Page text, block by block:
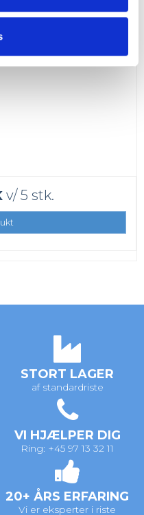
v/ 5 stk.
STORT LAGER
af standardriste
VI HJÆLPER DIG
Ring: +45 97 13 32 11
20+ ÅRS ERFARING
Vi er eksperter i riste